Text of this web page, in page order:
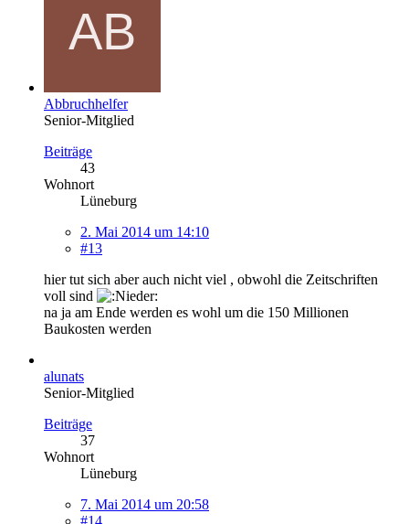
Abbruchhelfer
Senior-Mitglied
Beiträge
43
Wohnort
Lüneburg
2. Mai 2014 um 14:10
#13
hier tut sich aber auch nicht viel , obwohl die Zeitschriften
voll sind
na ja am Ende werden es wohl um die 150 Millionen
Baukosten werden
alunats
Senior-Mitglied
Beiträge
37
Wohnort
Lüneburg
7. Mai 2014 um 20:58